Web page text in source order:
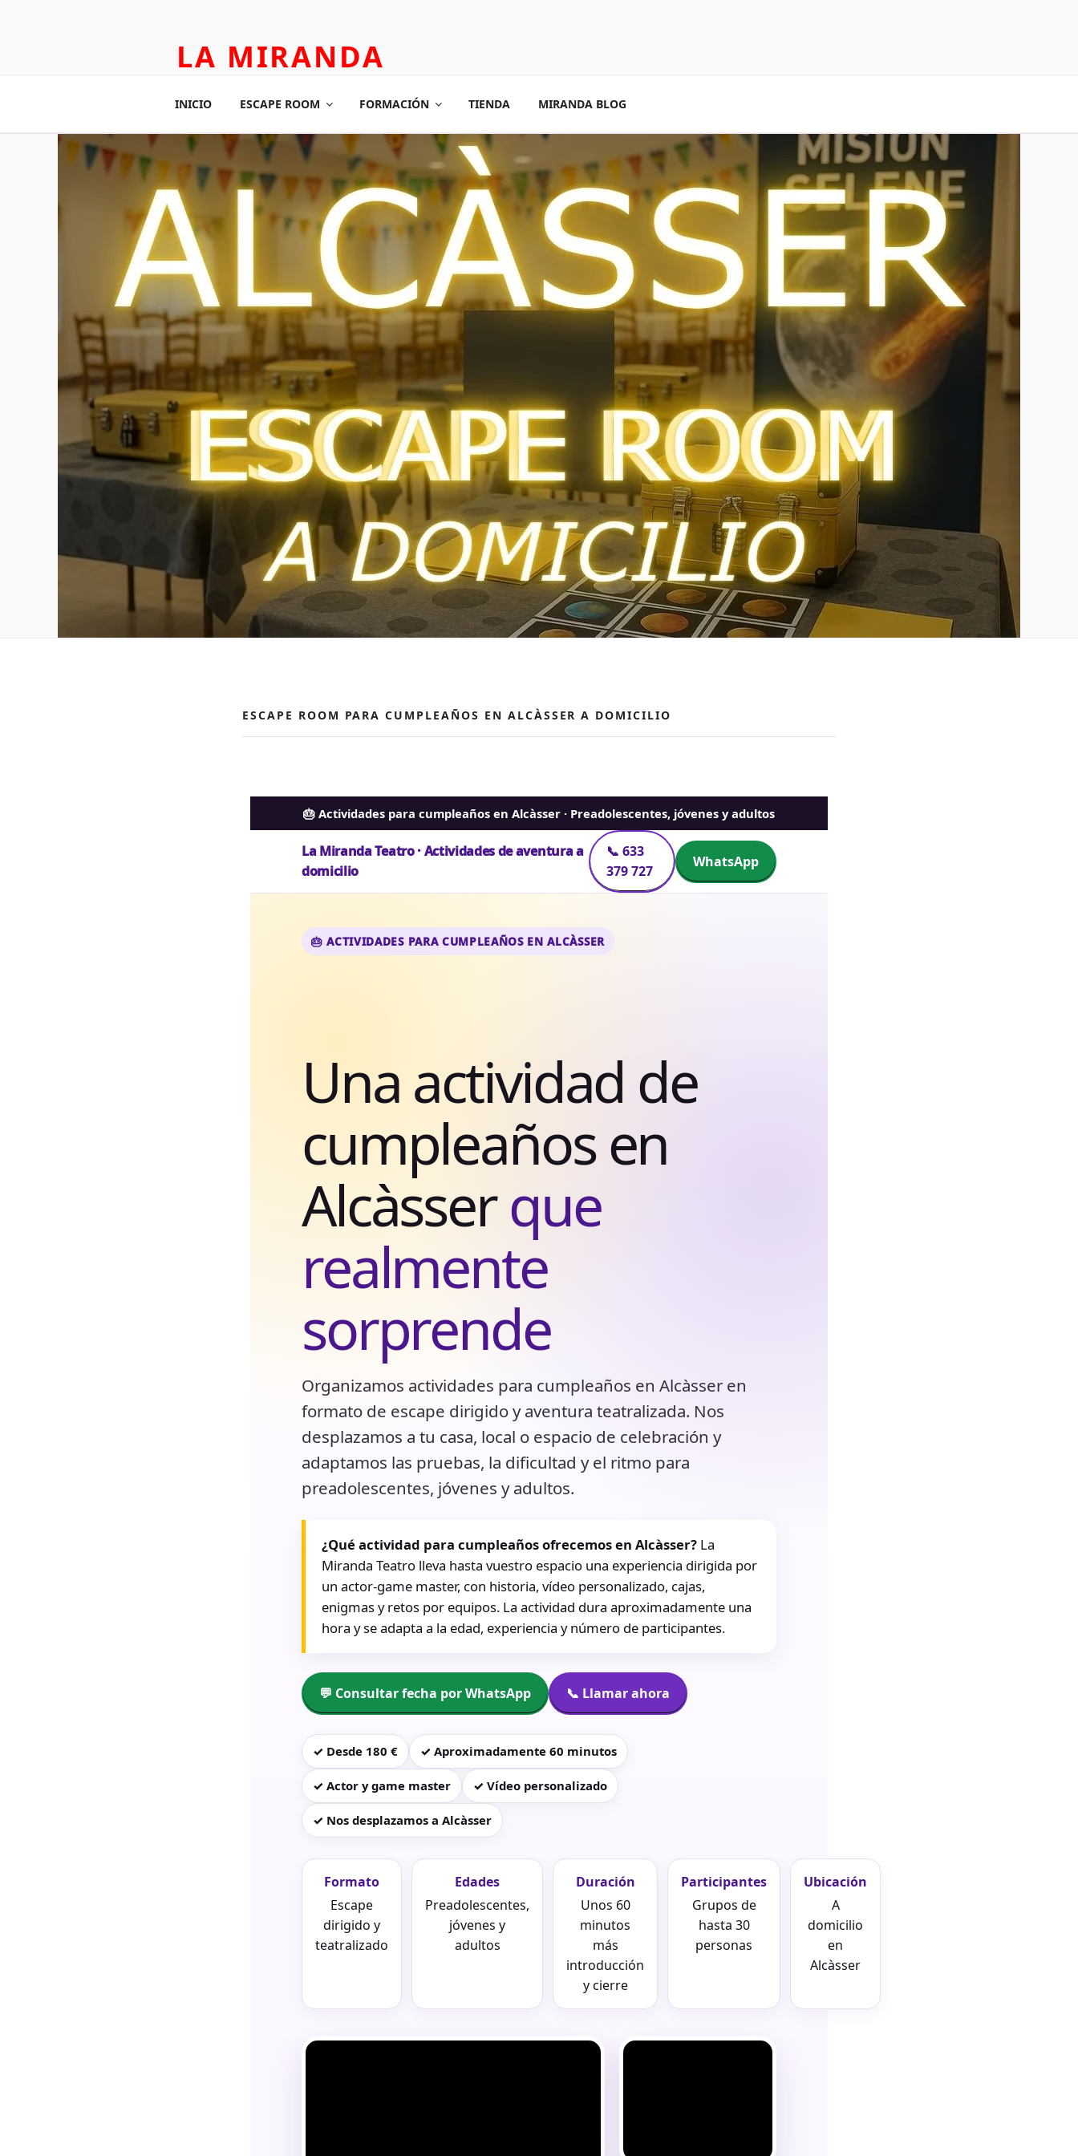
LA MIRANDA
INICIO ESCAPE ROOM FORMACIÓN TIENDA MIRANDA BLOG
ESCAPE ROOM PARA CUMPLEAÑOS EN ALCÀSSER A DOMICILIO
🎂 Actividades para cumpleaños en Alcàsser · Preadolescentes, jóvenes y adultos
La Miranda Teatro · Actividades de aventura a
domicilio
📞 633
379 727
WhatsApp
🎂 ACTIVIDADES PARA CUMPLEAÑOS EN ALCÀSSER
Una actividad de
cumpleaños en
Alcàsserque
realmente
sorprende
Organizamos actividades para cumpleaños en Alcàsser en
formato de escape dirigido y aventura teatralizada. Nos
desplazamos a tu casa, local o espacio de celebración y
adaptamos las pruebas, la dificultad y el ritmo para
preadolescentes, jóvenes y adultos.
¿Qué actividad para cumpleaños ofrecemos en Alcàsser? La
Miranda Teatro lleva hasta vuestro espacio una experiencia dirigida por
un actor-game master, con historia, vídeo personalizado, cajas,
enigmas y retos por equipos. La actividad dura aproximadamente una
hora y se adapta a la edad, experiencia y número de participantes.
💬 Consultar fecha por WhatsApp 📞 Llamar ahora
✓ Desde 180 € ✓ Aproximadamente 60 minutos
✓ Actor y game master ✓ Vídeo personalizado
✓ Nos desplazamos a Alcàsser
Formato
Escape
dirigido y
teatralizado
Edades
Preadolescentes,
jóvenes y
adultos
Duración
Unos 60
minutos
más
introducción
y cierre
Participantes
Grupos de
hasta 30
personas
Ubicación
A
domicilio
en
Alcàsser